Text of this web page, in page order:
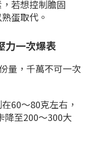
若想控制膽固
蛋取代。
力一次爆表
量，千萬不可一次
60～80克左右，
降至200～300大